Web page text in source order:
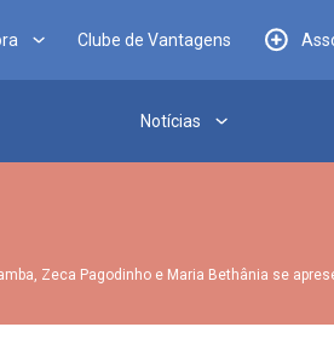
Clube de Vantagens
Notícias
Zeca Pagodinho e Maria Bethânia se